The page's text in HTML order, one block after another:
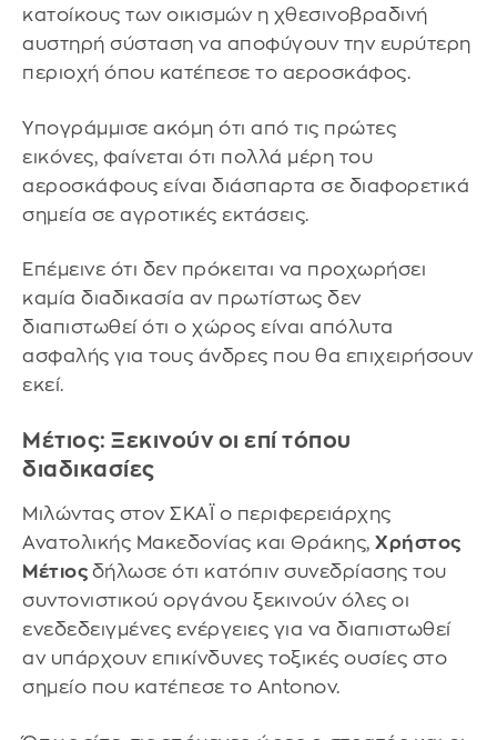
κατοίκους των οικισμών η χθεσινοβραδινή
αυστηρή σύσταση να αποφύγουν την ευρύτερη
περιοχή όπου κατέπεσε το αεροσκάφος.
Υπογράμμισε ακόμη ότι από τις πρώτες
εικόνες, φαίνεται ότι πολλά μέρη του
αεροσκάφους είναι διάσπαρτα σε διαφορετικά
σημεία σε αγροτικές εκτάσεις.
Επέμεινε ότι δεν πρόκειται να προχωρήσει
καμία διαδικασία αν πρωτίστως δεν
διαπιστωθεί ότι ο χώρος είναι απόλυτα
ασφαλής για τους άνδρες που θα επιχειρήσουν
εκεί.
Μέτιος: Ξεκινούν οι επί τόπου
διαδικασίες
Μιλώντας στον ΣΚΑΪ ο περιφερειάρχης
Ανατολικής Μακεδονίας και Θράκης, Χρήστος
Μέτιος δήλωσε ότι κατόπιν συνεδρίασης του
συντονιστικού οργάνου ξεκινούν όλες οι
ενεδεδειγμένες ενέργειες για να διαπιστωθεί
αν υπάρχουν επικίνδυνες τοξικές ουσίες στο
σημείο που κατέπεσε το Antonov.